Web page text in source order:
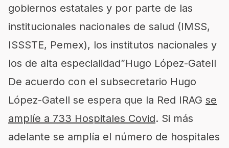
gobiernos estatales y por parte de las
institucionales nacionales de salud (IMSS,
ISSSTE, Pemex), los institutos nacionales y
los de alta especialidad”Hugo López-Gatell
De acuerdo con el subsecretario Hugo
López-Gatell se espera que la Red IRAG se
amplíe a 733 Hospitales Covid. Si más
adelante se amplía el número de hospitales